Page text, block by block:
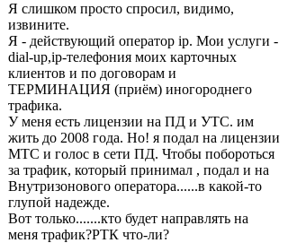
Я слишком просто спросил, видимо,
извините.
Я - действующий оператор ip. Мои услуги -
dial-up,ip-телефония моих карточных
клиентов и по договорам и
ТЕРМИНАЦИЯ (приём) иногороднего
трафика.
У меня есть лицензии на ПД и УТС. им
жить до 2008 года. Но! я подал на лицензии
МТС и голос в сети ПД. Чтобы побороться
за трафик, который принимал , подал и на
Внутризонового оператора......в какой-то
глупой надежде.
Вот только.......кто будет направлять на
меня трафик?РТК что-ли?